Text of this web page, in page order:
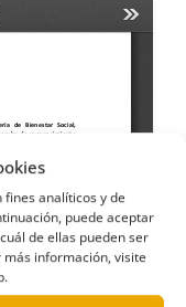
fines analíticos y de
puede aceptar
de ellas pueden ser
información, visite